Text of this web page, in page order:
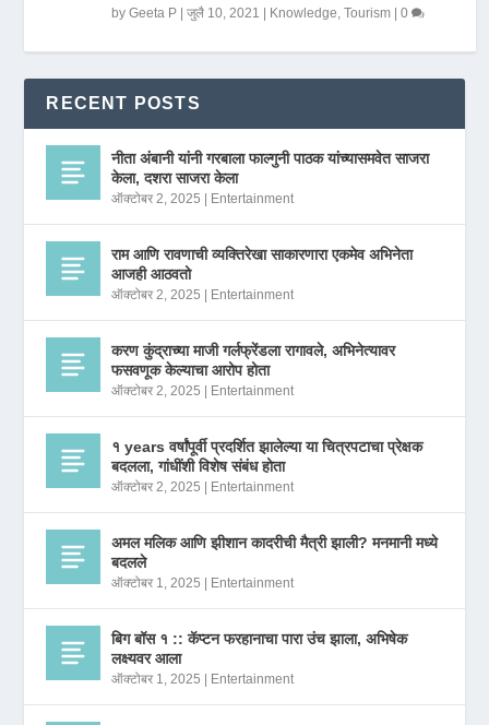
byGeeta P |जुलै 10, 2021 Knowledge,Tourism |0
RECENT POSTS
नीता अंबानी यांनी गरबाला फाल्गुनी पाठक यांच्यासमवेत साजरा
केला, दशरा साजरा केला
ऑक्टोबर 2, 2025 Entertainment
राम आणि रावणाची व्यक्तिरेखा साकारणारा एकमेव अभिनेता
आजही आठवतो
ऑक्टोबर 2, 2025 Entertainment
करण कुंद्राच्या माजी गर्लफ्रेंडला रागावले, अभिनेत्यावर
फसवणूक केल्याचा आरोप होता
ऑक्टोबर 2, 2025 Entertainment
१ years वर्षांपूर्वी प्रदर्शित झालेल्या या चित्रपटाचा प्रेक्षक
बदलला, गांधींशी विशेष संबंध होता
ऑक्टोबर 2, 2025 Entertainment
अमल मलिक आणि झीशान कादरीची मैत्री झाली? मनमानी मध्ये
बदलले
ऑक्टोबर 1, 2025 Entertainment
बिग बॉस १ :: कॅप्टन फरहानाचा पारा उंच झाला, अभिषेक
लक्ष्यवर आला
ऑक्टोबर 1, 2025 Entertainment